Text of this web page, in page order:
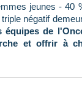
jeunes - 40
négatif
équipes de
et offrir à